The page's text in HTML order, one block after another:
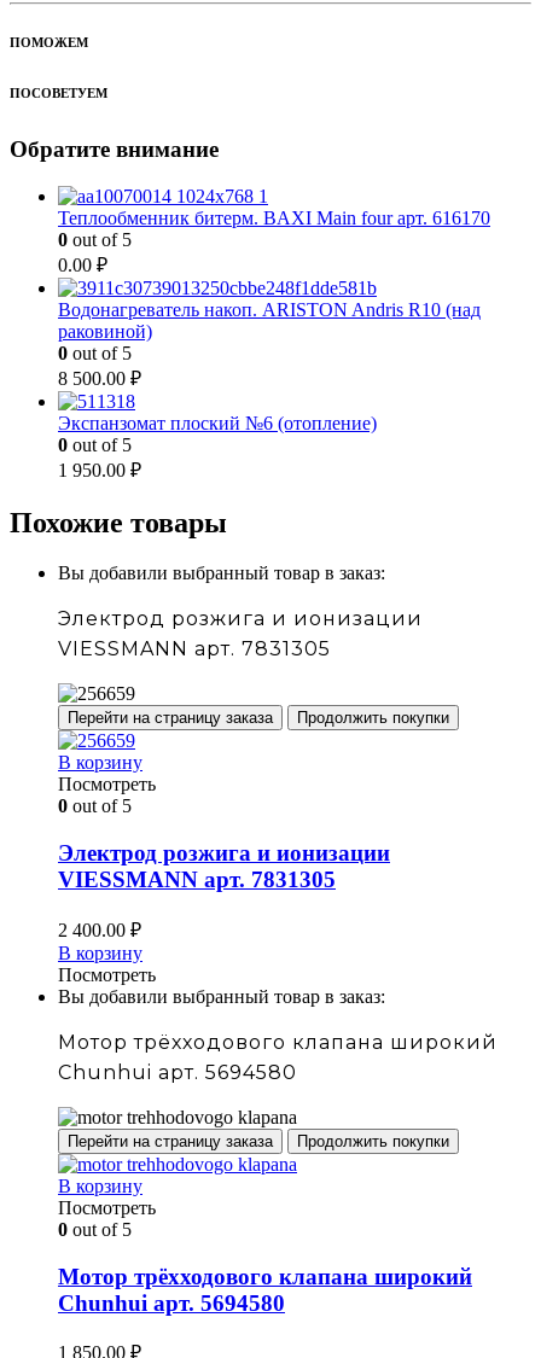
ПОМОЖЕМ
ПОСОВЕТУЕМ
Обратите внимание
Теплообменник битерм. BAXI Main four арт. 616170
0 out of 5
0.00 ₽
Водонагреватель накоп. ARISTON Andris R10 (над
раковиной)
0 out of 5
8 500.00 ₽
Экспанзомат плоский №6 (отопление)
0 out of 5
1 950.00 ₽
Похожие товары
Вы добавили выбранный товар в заказ:
Электрод розжига и ионизации
VIESSMANN арт. 7831305
Перейти на страницу заказа Продолжить покупки
В корзину
Посмотреть
0 out of 5
Электрод розжига и ионизации
VIESSMANN арт. 7831305
2 400.00 ₽
В корзину
Посмотреть
Вы добавили выбранный товар в заказ:
Мотор трёхходового клапана широкий
Chunhui арт. 5694580
Перейти на страницу заказа Продолжить покупки
В корзину
Посмотреть
0 out of 5
Мотор трёхходового клапана широкий
Chunhui арт. 5694580
1 850.00 ₽